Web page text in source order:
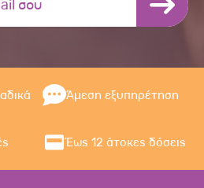
Άμεση εξυπηρέτηση
Έως 12 άτοκες δόσεις